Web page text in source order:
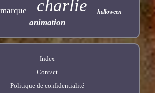
marque charlie halloween
animation
Index
Contact
Politique de confidentialité